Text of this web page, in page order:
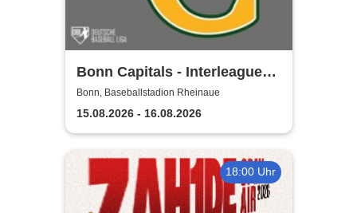
Bonn Capitals - Interleague
Baseball 2026
Bonn, Baseballstadion Rheinaue
15.08.2026 - 16.08.2026
18:00 Uhr